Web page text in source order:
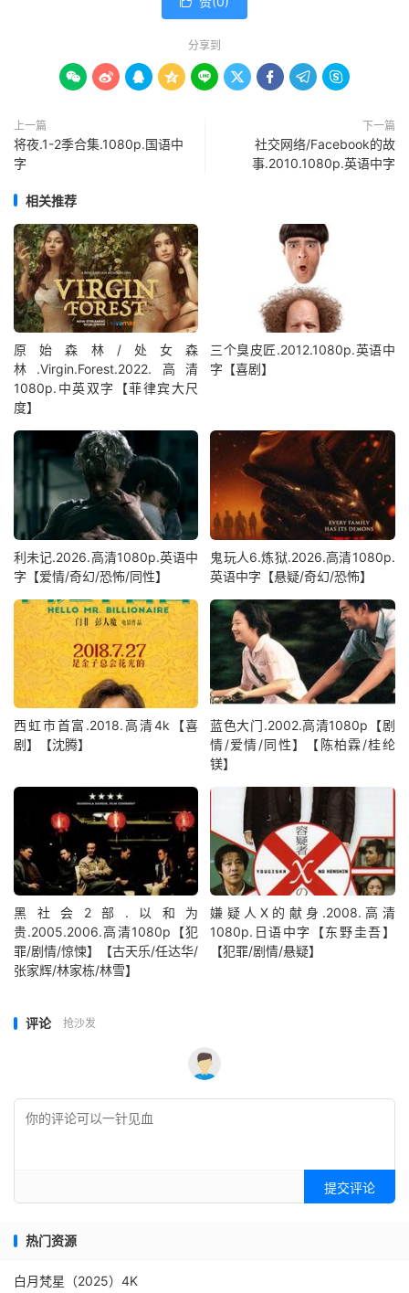
分享到
        
上一篇
将夜.1-2季合集.1080p.国语中
字
下一篇
社交网络/Facebook的故
事.2010.1080p.英语中字
相关推荐
原始森林/处女森
林.Virgin.Forest.2022.高清
1080p.中英双字【菲律宾大尺
度】
三个臭皮匠.2012.1080p.英语中
字【喜剧】
利未记.2026.高清1080p.英语中
字【爱情/奇幻/恐怖/同性】
鬼玩人6.炼狱.2026.高清1080p.
英语中字【悬疑/奇幻/恐怖】
西虹市首富.2018.高清4k【喜
剧】【沈腾】
蓝色大门.2002.高清1080p【剧
情/爱情/同性】【陈柏霖/桂纶
镁】
黑社会2部.以和为
贵.2005.2006.高清1080p【犯
罪/剧情/惊悚】【古天乐/任达华/
张家辉/林家栋/林雪】
嫌疑人X的献身.2008.高清
1080p.日语中字【东野圭吾】
【犯罪/剧情/悬疑】
评论 抢沙发
提交评论
热门资源
白月梵星（2025）4K